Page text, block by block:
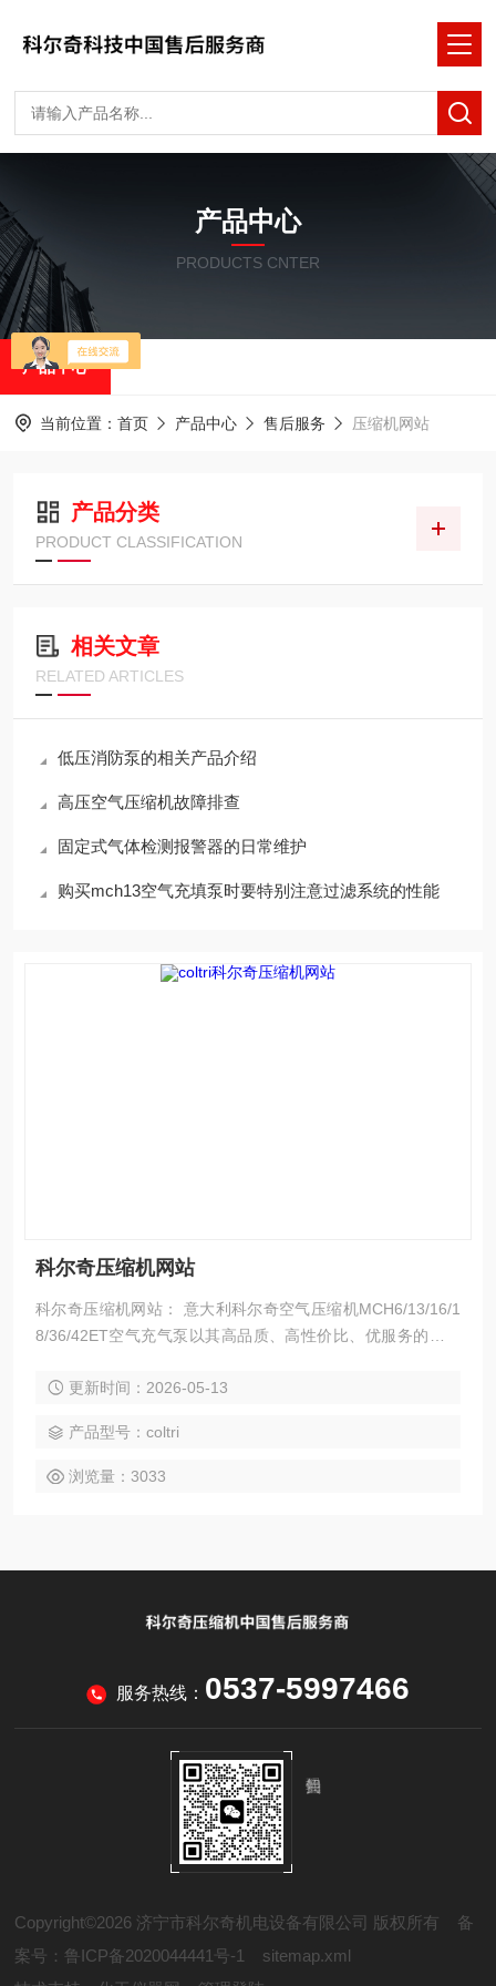
产品中心
PRODUCTS CNTER
产品中心
当前位置： 首页 产品中心 售后服务 压缩机网站
产品分类
PRODUCT CLASSIFICATION
相关文章
RELATED ARTICLES
低压消防泵的相关产品介绍
高压空气压缩机故障排查
固定式气体检测报警器的日常维护
购买mch13空气充填泵时要特别注意过滤系统的性能
科尔奇压缩机网站
科尔奇压缩机网站： 意大利科尔奇空气压缩机MCH6/13/16/1
8/36/42ET空气充气泵以其高品质、高性价比、优服务的特点
业、航天等领域发挥着*的作用。 意大利科尔奇引入中国后,济
压缩机供应商，让中国用户也已经享受到意大利科尔奇品牌的
产品及服务。
更新时间：2026-05-13
产品型号：coltri
浏览量：3033
服务热线： 0537-5997466
Copyright©2026 济宁市科尔奇机电设备有限公司 版权所有 备
案号：鲁ICP备2020044441号-1
sitemap.xml